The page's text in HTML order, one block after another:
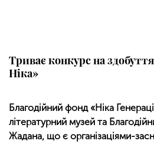
Триває конкурс на
Ніка»
Благодійний фонд «Ніка
літературний музей та
Жадана, що є організаціями-